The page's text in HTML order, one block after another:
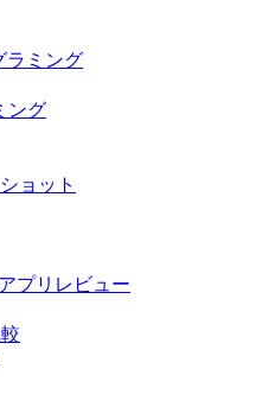
ラミング
ング
ョット
プリレビュー